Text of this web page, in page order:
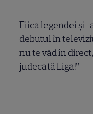
Fiica legendei și-
debutul în
nu te văd în
judecată Liga!”